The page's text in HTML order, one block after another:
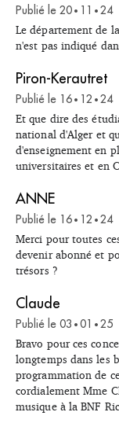
Publié le 20 • 11 • 24
Le département de
n'est pas indiqué
Piron-Kerautret
Publié le 16 • 12 • 24
Et que dire des
national d'Alger et
d'enseignement en
universitaires et en
ANNE
Publié le 16 • 12 • 24
Merci pour toutes
devenir abonné et
trésors ?
Claude
Publié le 03 • 01 • 25
Bravo pour ces
longtemps dans les
programmation de
cordialement Mme
musique à la BNF